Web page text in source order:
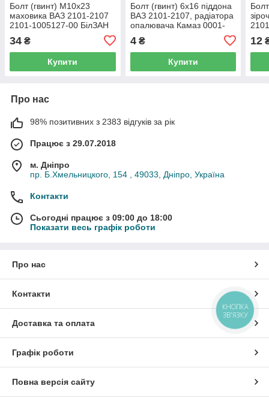
Болт (гвинт) М10х23
маховика ВАЗ 2101-2107
2101-1005127-00 БілЗАН
34 ₴
Купити
Болт (гвинт) 6х16 піддона
ВАЗ 2101-2107, радіатора
опалювача Камаз 0001-
4₴
Купити
12
Про нас
98% позитивних з 2383 відгуків за рік
Працює з 29.07.2018
м. Дніпро
пр. Б.Хмельницкого, 154 , 49033, Дніпро, Україна
Контакти
Сьогодні працює з 09:00 до 18:00
Показати весь графік роботи
Про нас
Контакти
Доставка та оплата
Графік роботи
Повна версія сайту
КНОПКА
ЗВ'ЯЗКУ